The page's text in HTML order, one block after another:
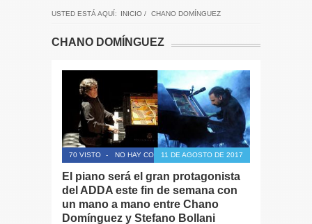
USTED ESTÁ AQUÍ: INICIO / CHANO DOMÍNGUEZ
CHANO DOMÍNGUEZ
70 VISTO - NO HAY COMENTARIOS11 DE AGOSTO DE 2017
El piano será el gran protagonista
del ADDA este fin de semana con
un mano a mano entre Chano
Domínguez y Stefano Bollani